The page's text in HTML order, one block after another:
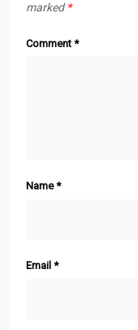
marked*
Comment *
Name*
Email *